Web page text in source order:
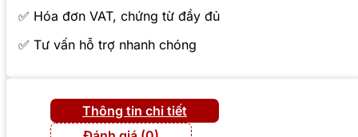
✅ Hóa đơn VAT, chứng từ đầy đủ
✅ Tư vấn hỗ trợ nhanh chóng
Thông tin chi tiết